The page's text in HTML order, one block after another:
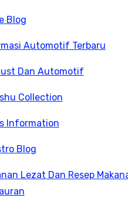
Blog
Automotif Terbaru
Dan Automotif
Collection
Information
Blog
Lezat Dan Resep